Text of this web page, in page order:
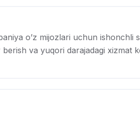
o’z mijozlari uchun ishonchli
va yuqori darajadagi xizmat